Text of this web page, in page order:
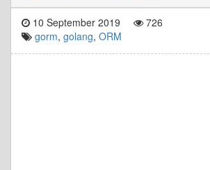
10 September 2019
726
gorm, golang, ORM